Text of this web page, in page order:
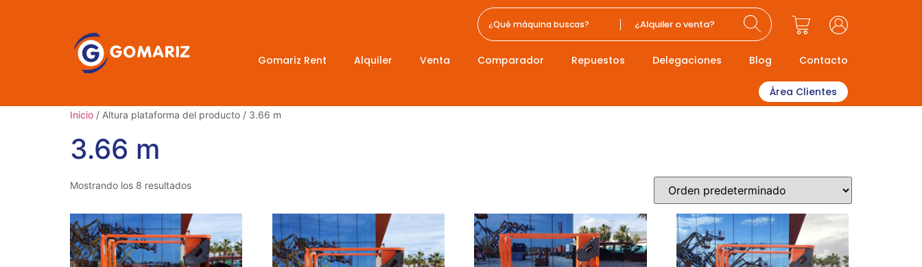
¿Alquiler o venta?
Gomariz Rent Alquiler Venta Comparador Repuestos Delegaciones Blog Contacto
Área Clientes
Inicio / Altura plataforma del producto / 3.66 m
3.66 m
Mostrando los 8 resultados